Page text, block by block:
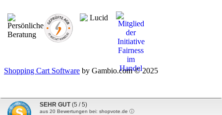
Shopping Cart Software by Gambio.com © 2025
SEHR GUT (5 / 5)
aus 20 Bewertungen bei: shopvote.de ⓘ